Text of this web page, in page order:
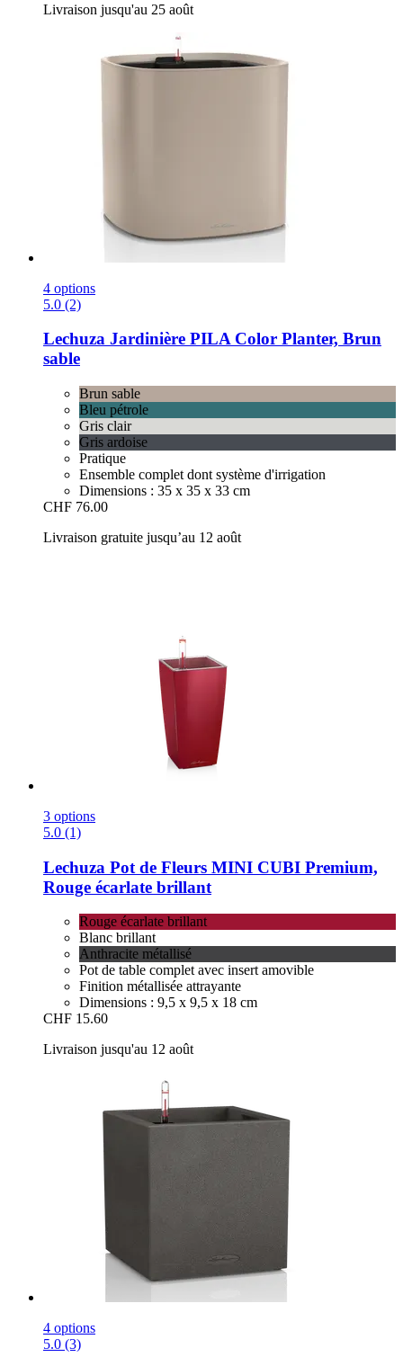
Livraison jusqu'au 25 août
4 options
5.0 (2)
Lechuza Jardinière PILA Color Planter, Brun
sable
Brun sable
Bleu pétrole
Gris clair
Gris ardoise
Pratique
Ensemble complet dont système d'irrigation
Dimensions : 35 x 35 x 33 cm
CHF 76.00
Livraison gratuite jusqu’au 12 août
3 options
5.0 (1)
Lechuza Pot de Fleurs MINI CUBI Premium,
Rouge écarlate brillant
Rouge écarlate brillant
Blanc brillant
Anthracite métallisé
Pot de table complet avec insert amovible
Finition métallisée attrayante
Dimensions : 9,5 x 9,5 x 18 cm
CHF 15.60
Livraison jusqu'au 12 août
4 options
5.0 (3)